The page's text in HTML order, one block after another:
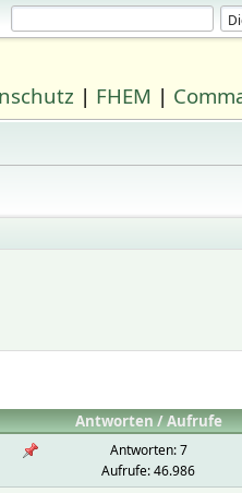
| FHEM |
Antworten/Aufrufe
Antworten: 7
Aufrufe: 46.986